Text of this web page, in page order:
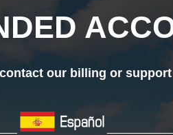
our billing or